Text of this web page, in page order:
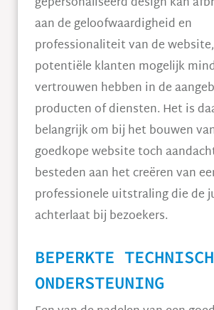
aan de geloofwaardigheid en
professionaliteit van de
potentiële klanten mogelijk
vertrouwen hebben in de
producten of diensten. Het is
belangrijk om bij het bouwen
goedkope website toch
besteden aan het creëren van
professionele uitstraling die de
achterlaat bij bezoekers.
BEPERKTE
ONDERSTEUNING